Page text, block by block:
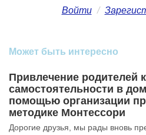
Войти /
Может быть интересно
Привлечение родителей
самостоятельности в
помощью организации
методике Монтессори
Дорогие друзья, мы рады вновь